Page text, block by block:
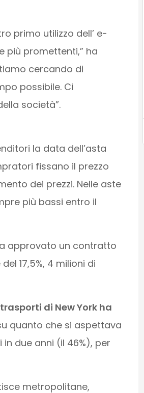
primo utilizzo dell’ e-
più promettenti,” ha
cercando di
possibile. Ci
società”.
la data dell’asta
fissano il prezzo
dei prezzi. Nelle aste
più bassi entro il
approvato un contratto
17,5%, 4 milioni di
di New York ha
quanto che si aspettava
due anni (il 46%), per
metropolitane,